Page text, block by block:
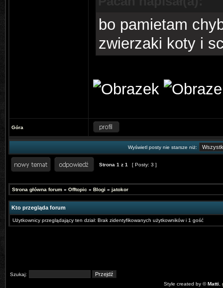
bo pamietam
zwierzaki koty i
Góra
Wyświetl posty nie starsze niż:
Strona 1 z 1 [ Posty: 3 ]
Strona główna forum » Offtopic » Blogi » jatokor
Kto przegląda forum
Użytkownicy przeglądający ten dział: Brak zidentyfikowanych użytkowników i 1 gość
Szukaj:
Style created by ©Matti